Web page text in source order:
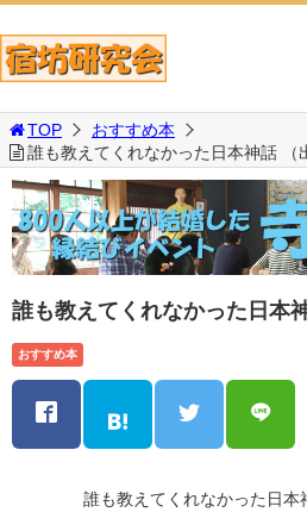
TOP
おすすめ本
誰も教えてくれなかった日本神話 （
誰も教えてくれなかった日本
おすすめ本
誰も教えてくれなかった日本